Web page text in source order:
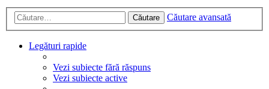
Căutare Căutare avansată
Legături rapide
Vezi subiecte fără răspuns
Vezi subiecte active